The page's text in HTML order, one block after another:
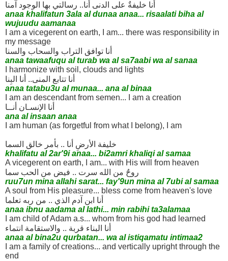
أنا خليفةٌ على الدنى أنا.. رسالتي بها الوجود آمنا
anaa khalifatun 3ala al dunaa anaa... risaalati biha al
wujuudu aamanaa
I am a vicegerent on earth, I am... there was responsibility in
my message
أنا توافق التراب والسحاب والسنا
anaa tawaafuqu al turab wa al sa7aabi wa al sanaa
I harmonize with soil, clouds and lights
أنا تتابع المنى.. أنا البِنا
anaa tatabu3u al munaa... ana al binaa
I am an descendant from semen... I am a creation
أنا الإنسـان أنــا
ana al insaan anaa
I am human (as forgetful from what I belong), I am
خليفة الأرضِ أنا .. بأمر خالق السما
khalifatu al 2ar'9i anaa... bi2amri khaliqi al samaa
A vicegerent on earth, I am... with His will from heaven
روحٌ من الله سرت .. فيض من الحب سما
ruu7un mina allahi sarat... fay'9un mina al 7ubi al samaa
A soul from His pleasure... bless come from heaven's love
أنا ابن آدم الذي .. من ربه تعلما
anaa ibnu aadama al lathi... min rabihi ta3alamaa
I am child of Adam a.s... whom from his god had learned
أنا البناء قربة .. والاستقامة انتماء
anaa al bina2u qurbatan... wa al istiqamatu intimaa2
I am a family of creations... and vertically upright through the
end